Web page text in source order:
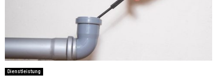
Dienstleistung